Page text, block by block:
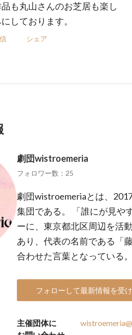
も丸山さんのお芝居も楽し
しております。
シェア
劇団wistroemeria
フォロワー数：25
劇団wistroemeriaとは、
集団である。 「誰にが見や
ーに、東京都北区周辺を活
あり、代表の名前である「
合わせた言葉となっている
フォローして最新情報を受
主催団体に